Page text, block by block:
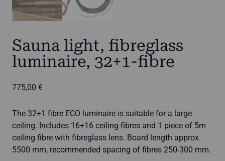
Sauna light, fibreglass
luminaire, 32+1-fibre
775,00 €
The 32+1 fibre ECO luminaire is suitable for a large
ceiling. Includes 16+16 ceiling fibres and 1 piece of 5m
ceiling fibre with fibreglass lens. Board length approx.
5500 mm, recommended spacing of fibres 250-300 mm.